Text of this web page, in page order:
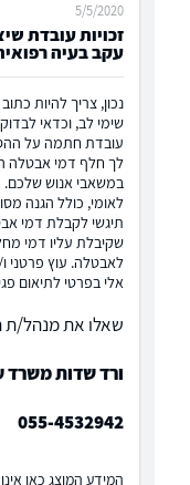
זכויות עובדת
עקב בעיה
5/5/2020
נכון, צריך להיות
שימי לב, וכדאי
עובדת חתמה על
לך חלף דמי אבטלה
במשאבי אנוש שלכם.
לאומי, כולל הגנה
תיגשי לקבלת דמי
שקיבלת עליו דמי
לאבטלה. עוץ פרטני
אלי בפרטי לתיאום
שאלו את מנהל/ת
ורד שדות משרד
055-4532942
המידע המוצג כאן